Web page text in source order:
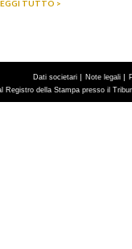
TUTTO >
Dati societari | Note legali |
della Stampa presso il